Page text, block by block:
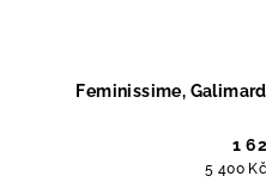
Feminissime,
1
Měrná
5 400